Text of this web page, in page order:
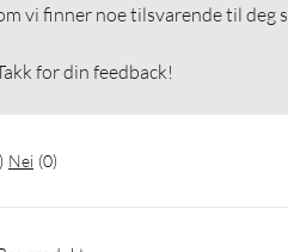
vi finner noe tilsvarende til deg
for din feedback!
) Nei (0)